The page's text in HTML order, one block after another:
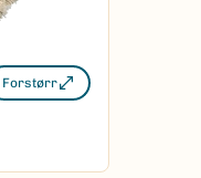
Forstørr